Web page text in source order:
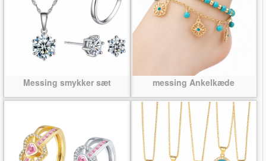
Messing smykker sæt messing Ankelkæde